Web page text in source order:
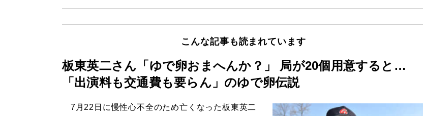
こんな記事も読まれています
板東英二さん「ゆで卵おまへんか？」 局が20個用意すると…
「出演料も交通費も要らん」のゆで卵伝説
7月22日に慢性心不全のため亡くなった板東英二